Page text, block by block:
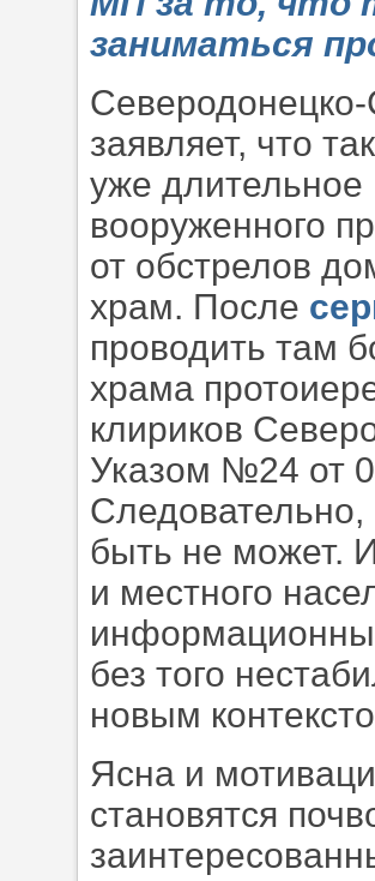
заниматься
заявляет, что
уже длительное
вооруженного
от обстрелов
храм. После
проводить там
храма
клириков
Указом №24 от
Следовательно,
быть не может.
и местного
без того
новым
Ясна и
становятся